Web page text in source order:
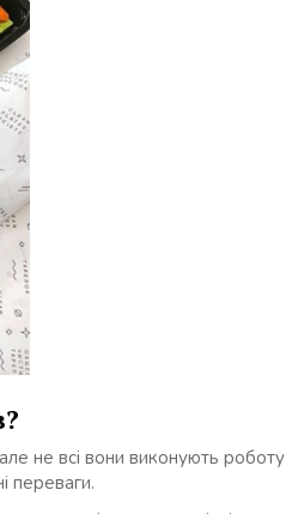
не всі вони виконують роботу
переваги.